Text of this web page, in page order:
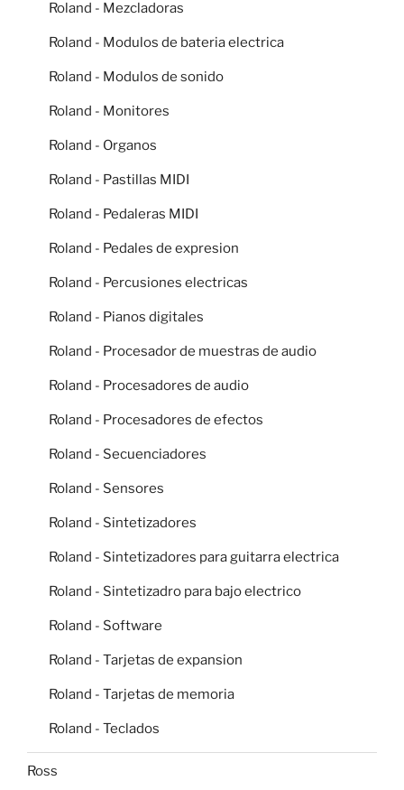
Roland - Mezcladoras
Roland - Modulos de bateria electrica
Roland - Modulos de sonido
Roland - Monitores
Roland - Organos
Roland - Pastillas MIDI
Roland - Pedaleras MIDI
Roland - Pedales de expresion
Roland - Percusiones electricas
Roland - Pianos digitales
Roland - Procesador de muestras de audio
Roland - Procesadores de audio
Roland - Procesadores de efectos
Roland - Secuenciadores
Roland - Sensores
Roland - Sintetizadores
Roland - Sintetizadores para guitarra electrica
Roland - Sintetizadro para bajo electrico
Roland - Software
Roland - Tarjetas de expansion
Roland - Tarjetas de memoria
Roland - Teclados
Ross